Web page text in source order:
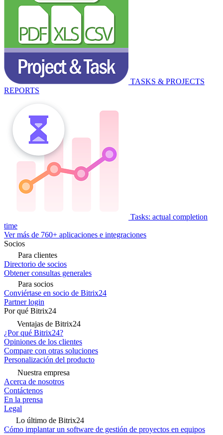
TASKS & PROJECTS
REPORTS
Tasks: actual completion
time
Ver más de 760+ aplicaciones e integraciones
Socios
Para clientes
Directorio de socios
Obtener consultas generales
Para socios
Conviértase en socio de Bitrix24
Partner login
Por qué Bitrix24
Ventajas de Bitrix24
¿Por qué Bitrix24?
Opiniones de los clientes
Compare con otras soluciones
Personalización del producto
Nuestra empresa
Acerca de nosotros
Contáctenos
En la prensa
Legal
Lo último de Bitrix24
Cómo implantar un software de gestión de proyectos en equipos